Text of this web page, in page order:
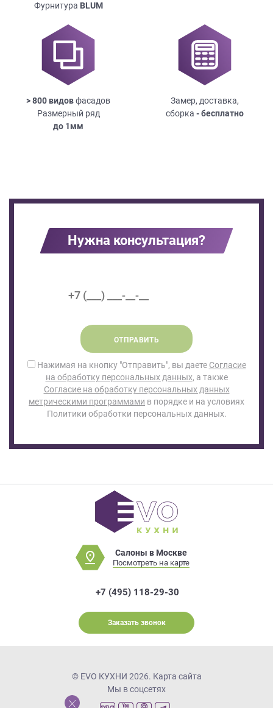
Фурнитура BLUM
> 800 видовфасадов
Размерный ряд
до 1мм
Замер, доставка,
сборка - бесплатно
Нужна консультация?
ОТПРАВИТЬ
Нажимая на кнопку "Отправить", вы даете Согласие
на обработку персональных данных, а также
Согласие на обработку персональных данных
метрическими программами в порядке и на условиях
Политики обработки персональных данных.
Салоны в Москве
Посмотреть на карте
+7 (495) 118-29-30
Заказать звонок
© EVO КУХНИ 2026. Карта сайта
Мы в соцсетях